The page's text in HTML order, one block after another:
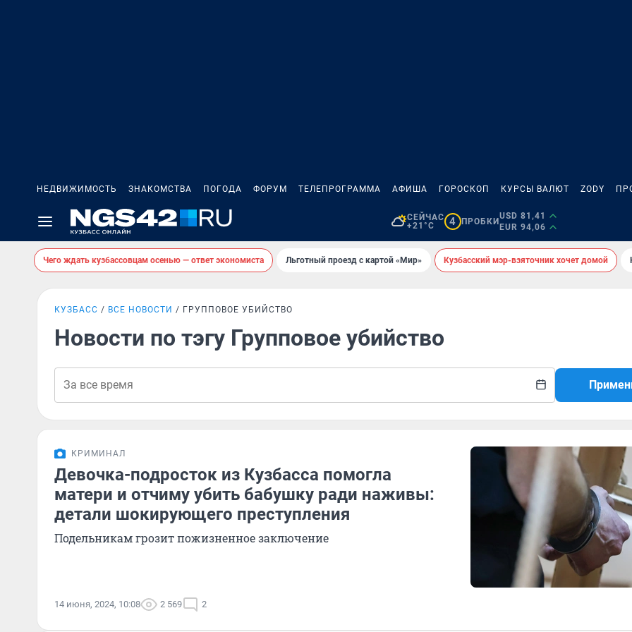
НЕДВИЖИМОСТЬ ЗНАКОМСТВА ПОГОДА ФОРУМ ТЕЛЕПРОГРАММА АФИША ГОРОСКОП КУРСЫ ВАЛЮТ ZODY
СЕЙЧАС
+21°C
4 ПРОБКИ
USD 81,41
EUR 94,06
Чего ждать кузбассовцам осенью — ответ экономиста Льготный проезд с картой «Мир» Кузбасский мэр-взяточник хочет домой
КУЗБАСС ВСЕ НОВОСТИ ГРУППОВОЕ УБИЙСТВО
Новости по тэгу Групповое убийство
КРИМИНАЛ
Девочка-подросток из Кузбасса помогла
матери и отчиму убить бабушку ради наживы:
детали шокирующего преступления
Подельникам грозит пожизненное заключение
14 июня, 2024, 10:08 2 569 2